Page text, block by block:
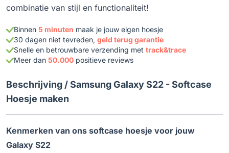
combinatie van stijl en functionaliteit!
Binnen 5 minuten maak je jouw eigen hoesje
30 dagen niet tevreden, geld terug garantie
Snelle en betrouwbare verzending met track&trace
Meer dan 50.000 positieve reviews
Beschrijving /Samsung Galaxy S22 - Softcase
Hoesje maken
Kenmerken van ons softcase hoesje voor jouw
Galaxy S22